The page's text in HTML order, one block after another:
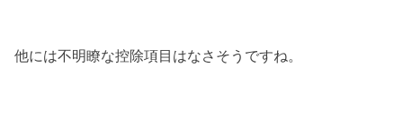
他には不明瞭な控除項目はなさそうですね。